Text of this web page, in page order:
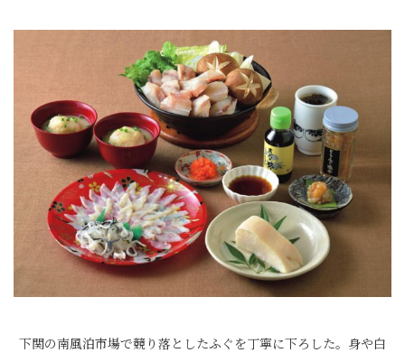
下関の南風泊市場で競り落としたふぐを丁寧に下ろした。身や白